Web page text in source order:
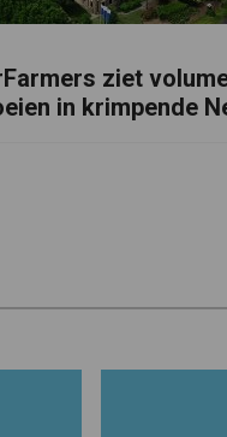
ziet
in krimpende